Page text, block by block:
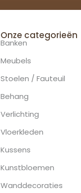
Onze categorieën
Banken
Meubels
Stoelen / Fauteuil
Behang
Verlichting
Vloerkleden
Kussens
Kunstbloemen
Wanddecoraties